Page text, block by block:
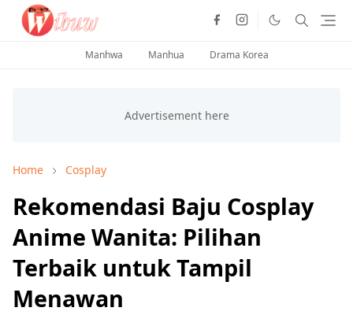
Manhwa Manhua Drama Korea
Home Cosplay
Rekomendasi Baju Cosplay
Anime Wanita: Pilihan
Terbaik untuk Tampil
Menawan